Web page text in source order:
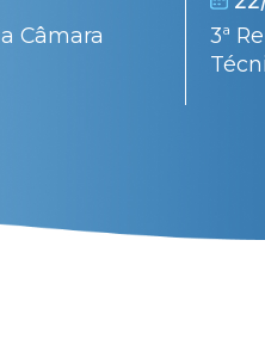
Câmara
3ª